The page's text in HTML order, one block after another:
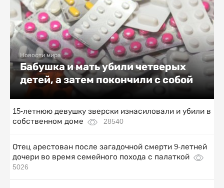
Новости мира
Бабушка и мать убили четверых
детей, а затем покончили с собой
15-летнюю девушку зверски изнасиловали и убили в
собственном доме
28540
Отец арестован после загадочной смерти 9-летней
дочери во время семейного похода с палаткой
5026